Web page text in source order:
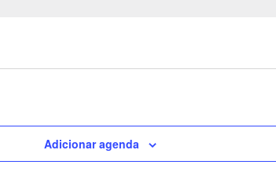
Adicionar agenda